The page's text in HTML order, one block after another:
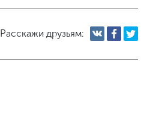
Расскажи друзьям: